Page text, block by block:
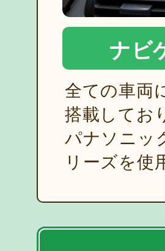
ナビ
全ての車両
搭載してお
パナソニッ
リーズを使